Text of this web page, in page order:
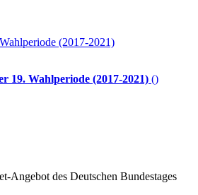
(2017-2021)
19. Wahlperiode (2017-2021) ()
Angebot des Deutschen Bundestages